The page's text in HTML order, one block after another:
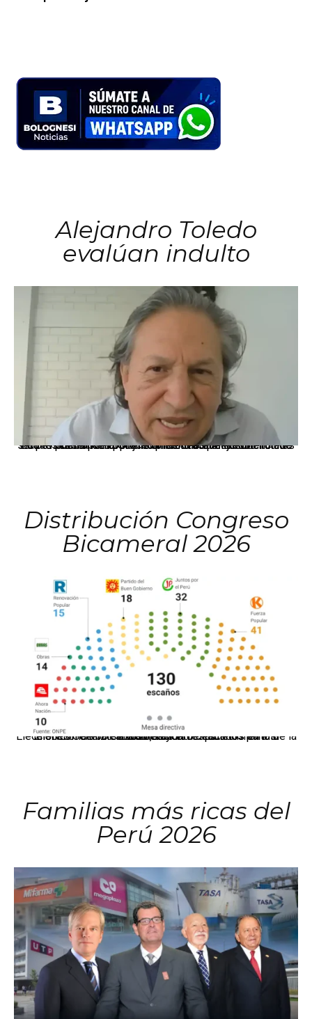
Alejandro Toledo
evalúan indulto
La presidenta Keiko Fujimori informó que la solicitud de indulto presentada por el expresidente Alejandro Toledo será evaluada por la Comisión de Gracias Presidenciales conforme al procedimiento establecido.
Distribución Congreso
Bicameral 2026
El JNE oficializó la distribución de escaños para la elección de 60 senadores y 130 diputados en las Elecciones Generales 2026, tras el restablecimiento de la Bicameralidad.
Familias más ricas del
Perú 2026